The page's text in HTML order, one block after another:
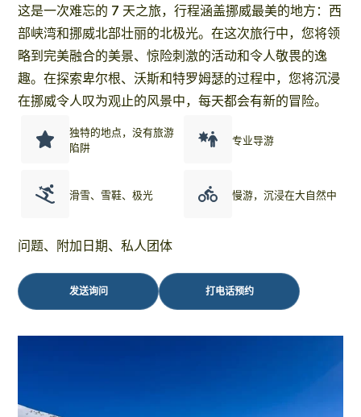
这是一次难忘的 7 天之旅，行程涵盖挪威最美的地方：西
部峡湾和挪威北部壮丽的北极光。在这次旅行中，您将领
略到完美融合的美景、惊险刺激的活动和令人敬畏的逸
趣。在探索卑尔根、沃斯和特罗姆瑟的过程中，您将沉浸
在挪威令人叹为观止的风景中，每天都会有新的冒险。
独特的地点，没有旅游
陷阱
专业导游
滑雪、雪鞋、极光 慢游，沉浸在大自然中
问题、附加日期、私人团体
发送询问 打电话预约